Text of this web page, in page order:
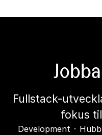
Fullstack-
fokus
Development ·